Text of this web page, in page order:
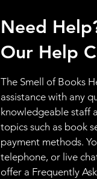
Need
Our Help
The Smell of Books
assistance with any
knowledgeable staff
topics such as book
payment methods.
telephone, or live
offer a Frequently